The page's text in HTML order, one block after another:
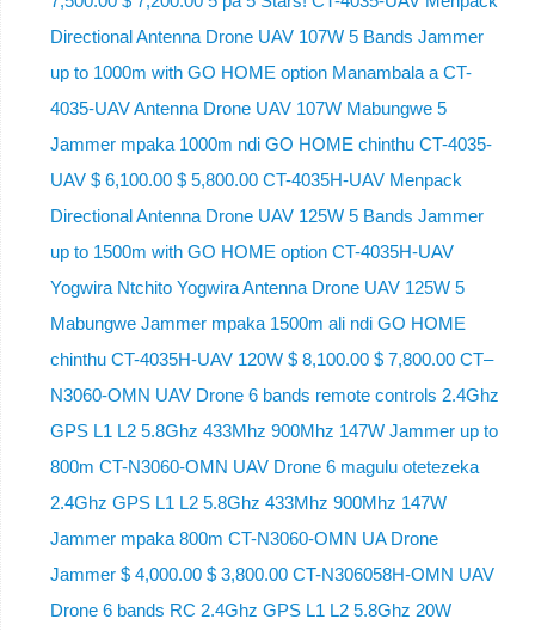
Directional Antenna Drone UAV 107W 5 Bands Jammer
up to 1000m with GO HOME option Manambala a CT-
4035-UAV Antenna Drone UAV 107W Mabungwe 5
Jammer mpaka 1000m ndi GO HOME chinthu CT-4035-
UAV $ 6,100.00 $ 5,800.00 CT-4035H-UAV Menpack
Directional Antenna Drone UAV 125W 5 Bands Jammer
up to 1500m with GO HOME option CT-4035H-UAV
Yogwira Ntchito Yogwira Antenna Drone UAV 125W 5
Mabungwe Jammer mpaka 1500m ali ndi GO HOME
chinthu CT-4035H-UAV 120W $ 8,100.00 $ 7,800.00 CT–
N3060-OMN UAV Drone 6 bands remote controls 2.4Ghz
GPS L1 L2 5.8Ghz 433Mhz 900Mhz 147W Jammer up to
800m CT-N3060-OMN UAV Drone 6 magulu otetezeka
2.4Ghz GPS L1 L2 5.8Ghz 433Mhz 900Mhz 147W
Jammer mpaka 800m CT-N3060-OMN UA Drone
Jammer $ 4,000.00 $ 3,800.00 CT-N306058H-OMN UAV
Drone 6 bands RC 2.4Ghz GPS L1 L2 5.8Ghz 20W